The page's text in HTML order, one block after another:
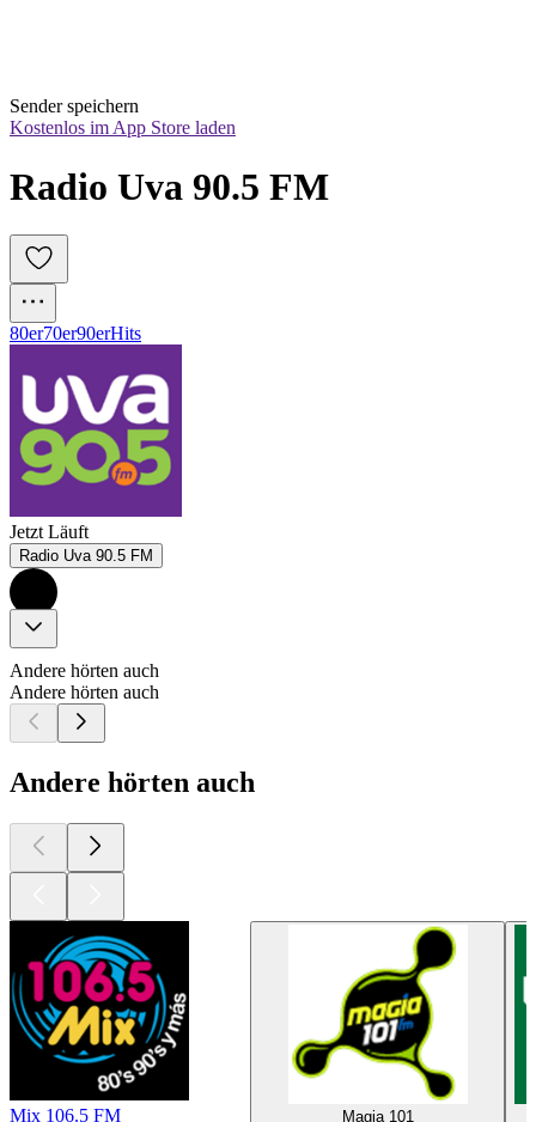
Sender speichern
Kostenlos im App Store laden
Radio Uva 90.5 FM
80er70er90erHits
Jetzt Läuft
Radio Uva 90.5 FM
Andere hörten auch
Andere hörten auch
Andere hörten auch
Mix 106.5 FM
Magia 101